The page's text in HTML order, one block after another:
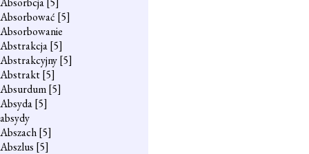
Absorbować [5]
Absorbowanie
Abstrakcja[5]
Abstrakcyjny[5]
Abstrakt[5]
Absurdum[5]
Absyda[5]
absydy
Abszach[5]
Abszlus [5]